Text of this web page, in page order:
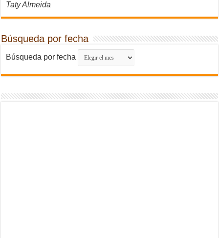
Taty Almeida
Búsqueda por fecha
Búsqueda por fecha